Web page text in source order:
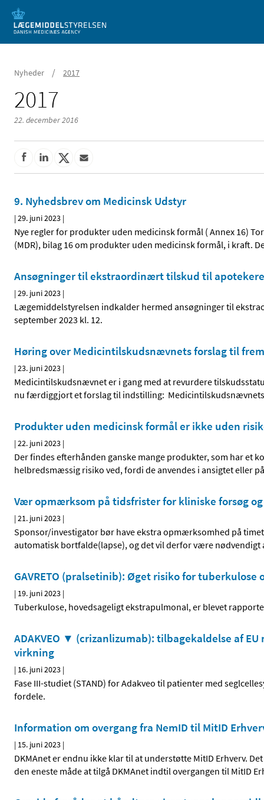
Mobil visning
Nyheder / 2017
2017
22. december 2016
9. Nyhedsbrev om Medicinsk Udstyr
|29. juni 2023 |
Nye regler for produkter uden medicinsk formål ( Annex 16)
(MDR), bilag 16 om produkter uden medicinsk formål, i kraft.
Ansøgninger til ekstraordinært tilskud til apotekere
|29. juni 2023 |
Lægemiddelstyrelsen indkalder hermed ansøgninger til
september 2023 kl. 12.
Høring over Medicintilskudsnævnets forslag til
|23. juni 2023 |
Medicintilskudsnævnet er i gang med at revurdere
nu færdiggjort et forslag til indstilling: Medicintilskudsnævnets
Produkter uden medicinsk formål er ikke uden
|22. juni 2023 |
Der findes efterhånden ganske mange produkter, som har et
helbredsmæssig risiko ved, fordi de anvendes i ansigtet eller
Vær opmærksom på tidsfrister for kliniske forsøg
|21. juni 2023 |
Sponsor/investigator bør have ekstra opmærksomhed på
automatisk bortfalde(lapse), og det vil derfor være nødvendigt
GAVRETO (pralsetinib): Øget risiko for
| 19. juni 2023 |
Tuberkulose, hovedsageligt ekstrapulmonal, er blevet
ADAKVEO ▼ (crizanlizumab): tilbagekaldelse af
virkning
| 16. juni 2023 |
Fase III-studiet (STAND) for Adakveo til patienter med
fordele.
Information om overgang fra NemID til MitID
| 15. juni 2023 |
DKMAnet er endnu ikke klar til at understøtte MitID Erhverv.
den eneste måde at tilgå DKMAnet indtil overgangen til MitID